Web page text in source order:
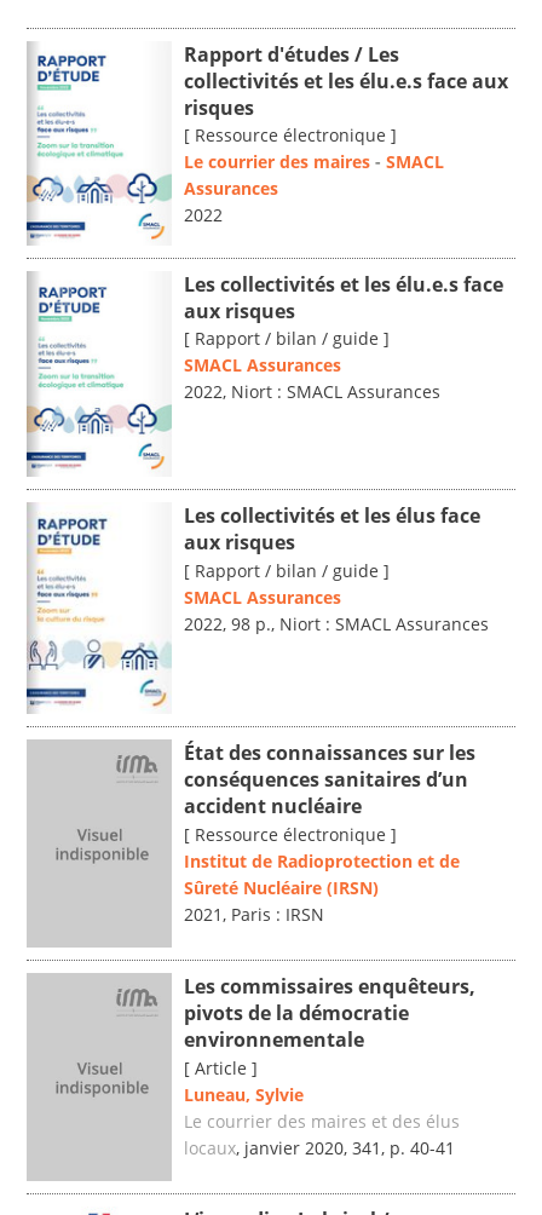
Rapport d'études / Les
collectivités et les élu.e.s face aux
risques
[ Ressource électronique ]
Le courrier des maires - SMACL
Assurances
2022
Les collectivités et les élu.e.s face
aux risques
[ Rapport / bilan / guide ]
SMACL Assurances
2022, Niort : SMACL Assurances
Les collectivités et les élus face
aux risques
[ Rapport / bilan / guide ]
SMACL Assurances
2022, 98 p., Niort : SMACL Assurances
État des connaissances sur les
conséquences sanitaires d’un
accident nucléaire
[ Ressource électronique ]
Institut de Radioprotection et de
Sûreté Nucléaire (IRSN)
2021, Paris : IRSN
Les commissaires enquêteurs,
pivots de la démocratie
environnementale
[ Article ]
Luneau, Sylvie
Le courrier des maires et des élus
locaux, janvier 2020, 341, p. 40-41